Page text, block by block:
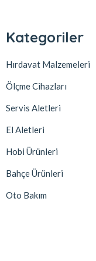
Kategoriler
Hırdavat Malzemeleri
Ölçme Cihazları
Servis Aletleri
El Aletleri
Hobi Ürünleri
Bahçe Ürünleri
Oto Bakım